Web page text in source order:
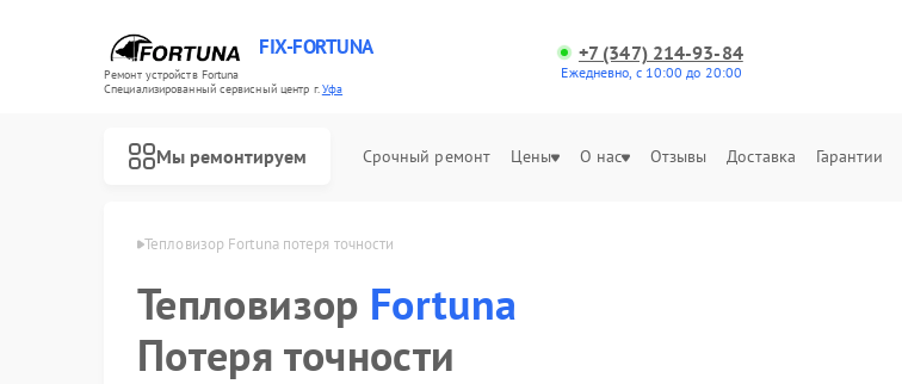
FIX-FORTUNA
Ремонт устройств Fortuna
Специализированный cервисный центр г.Уфа
+7 (347) 214-93-84
Ежедневно, с 10:00 до 20:00
Мы ремонтируем Срочный ремонт Цены О нас Отзывы Доставка Гарантии
Fortuna в Уфе Тепловизор Fortuna потеря точности
Тепловизор Fortuna
Потеря точности